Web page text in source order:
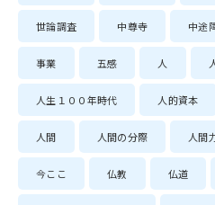
世論調査 中尊寺 中途
事業 五感 人
人生１００年時代 人的資本
人間 人間の分際 人間
今ここ 仏教 仏道